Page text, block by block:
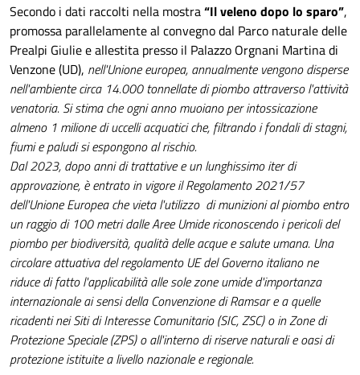
Secondo i dati raccolti nella mostra“Il veleno dopo lo sparo”,
promossa parallelamente al convegno dal Parco naturale delle
Prealpi Giulie e allestita presso il Palazzo Orgnani Martina di
Venzone (UD), nell'Unione europea, annualmente vengono disperse
nell'ambiente circa 14.000 tonnellate di piombo attraverso l'attività
venatoria. Si stima che ogni anno muoiano per intossicazione
almeno 1 milione di uccelli acquatici che, filtrando i fondali di stagni,
fiumi e paludi si espongono al rischio.
Dal 2023, dopo anni di trattative e un lunghissimo iter di
approvazione, è entrato in vigore il Regolamento 2021/57
dell'Unione Europea che vieta l'utilizzo di munizioni al piombo entro
un raggio di 100 metri dalle Aree Umide riconoscendo i pericoli del
piombo per biodiversità, qualità delle acque e salute umana. Una
circolare attuativa del regolamento UE del Governo italiano ne
riduce di fatto l'applicabilità alle sole zone umide d'importanza
internazionale ai sensi della Convenzione di Ramsar e a quelle
ricadenti nei Siti di Interesse Comunitario (SIC, ZSC) o in Zone di
Protezione Speciale (ZPS) o all'interno di riserve naturali e oasi di
protezione istituite a livello nazionale e regionale.